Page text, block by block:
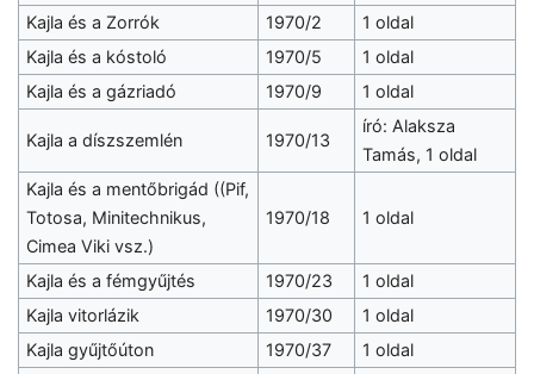
Kajla és a Zorrók 1970/2
1 oldal
Kajla és a kóstoló
1970/5
1 oldal
Kajla és a gázriadó
1970/9 1 oldal
Kajla a díszszemlén 1970/13
író: Alaksza
Tamás, 1 oldal
Kajla és a mentőbrigád ((Pif,
Totosa, Minitechnikus,
Cimea Viki vsz.)
1970/18 1 oldal
Kajla és a fémgyűjtés 1970/23
1 oldal
Kajla vitorlázik
1970/30
1 oldal
Kajla gyűjtőúton
1970/37
1 oldal